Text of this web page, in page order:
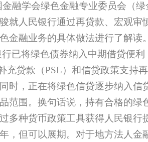
融学会绿色金融专业委员会（
就人民银行通过再贷款、宏观审
金融业务的具体做法进行了解读
已将绿色债券纳入中期借贷便
充贷款（PSL）和信贷政策支持
时，正在将绿色信贷逐步纳入信
范围。换句话说，持有合格的绿
多种货币政策工具获得人民银行
，但可以展期。对于地方法人金